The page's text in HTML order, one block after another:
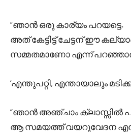
“ഞാൻ ഒരു കാര്യം പറയട്ടെ.
അത് കേട്ടിട്ട് ചേട്ടന് ഈ
സമ്മതമാണോ എന്ന് പറഞ്ഞാൽ
‘എന്തുപറ്റി, എന്തായാലും
“ഞാൻ അഞ്ചാം ക്ലാസ്സിൽ
ആ സമയത്ത് വയറുവേദന